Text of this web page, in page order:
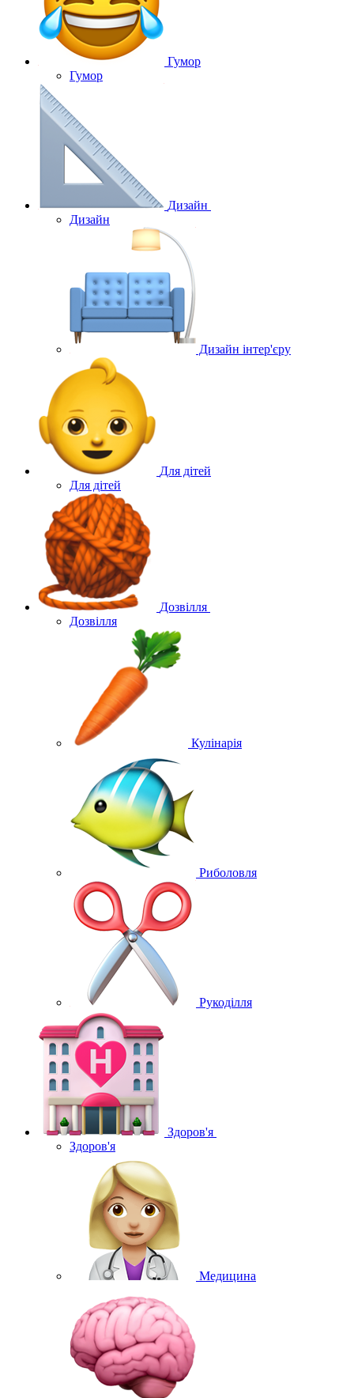
Гумор
Гумор
Дизайн
Дизайн
Дизайн інтер'єру
Для дітей
Для дітей
Дозвілля
Дозвілля
Кулінарія
Риболовля
Рукоділля
Здоров'я
Здоров'я
Медицина